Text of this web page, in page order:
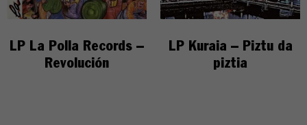
LP La Polla Records –
Revolución
LP Kuraia – Piztu da
piztia